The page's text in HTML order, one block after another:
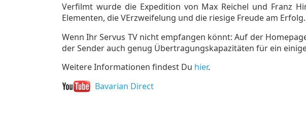
Verfilmt wurde die Expedition von Max Reichel und Franz
Elementen, die VErzweifelung und die riesige Freude am Erfolg.
Wenn Ihr Servus TV nicht empfangen könnt: Auf der
der Sender auch genug Übertragungskapazitäten für ein
Weitere Informationen findest Du hier.
Bavarian Direct